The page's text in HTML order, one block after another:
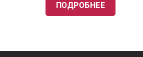
ПОДРОБНЕЕ